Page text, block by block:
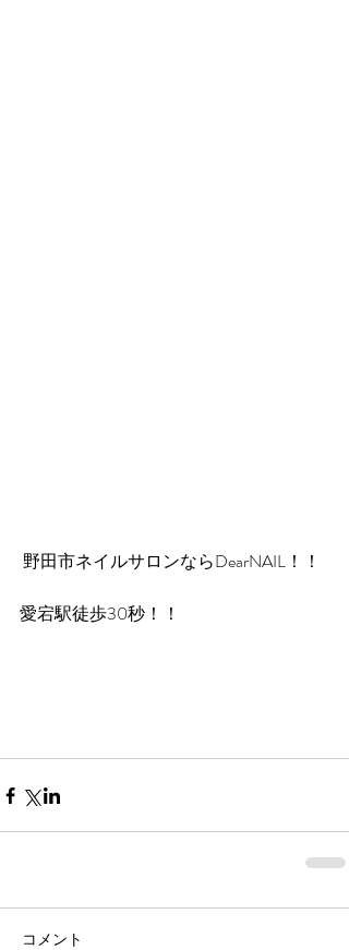
野田市ネイルサロンならDearNAIL！！
愛宕駅徒歩30秒！！
コメント